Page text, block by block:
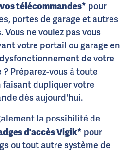
télécommandes* pour
portes de garage et autres
Vous ne voulez pas vous
votre portail ou garage en
de votre
Préparez-vous à toute
faisant dupliquer votre
dès aujourd'hui.
la possibilité de
d'accès Vigik* pour
ou tout autre système de